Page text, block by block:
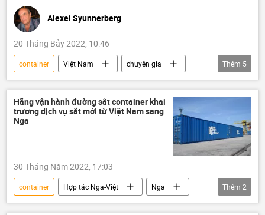
Alexei Syunnerberg
20 Tháng Bảy 2022, 10:46
container Việt Nam
chuyên gia
Tác giả
Quan điểm-Ý kiến
Nga
đường sắt
logistics
Thêm 5
Hãng vận hành đường sắt container khai
trương dịch vụ sắt mới từ Việt Nam sang
Nga
30 Tháng Năm 2022, 17:03
container Hợp tác Nga-Việt
Nga
Việt Nam
Kinh tế
Thêm 2